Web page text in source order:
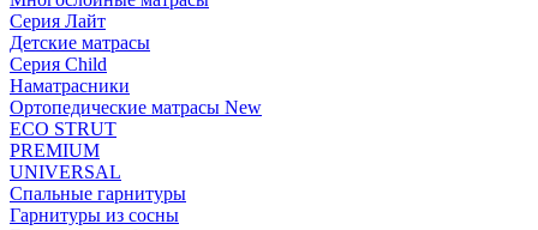
Серия Лайт
Детские матрасы
Серия Child
Наматрасники
Ортопедические матрасы New
ECO STRUT
PREMIUM
UNIVERSAL
Спальные гарнитуры
Гарнитуры из сосны